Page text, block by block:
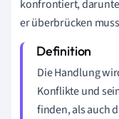
konfrontiert,
er überbrücken
Die Handlung
Konflikte und
finden, als auch